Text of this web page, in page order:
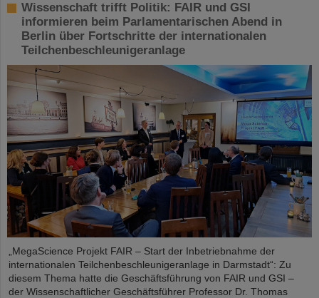
Wissenschaft trifft Politik: FAIR und GSI
informieren beim Parlamentarischen Abend in
Berlin über Fortschritte der internationalen
Teilchenbeschleunigeranlage
„MegaScience Projekt FAIR – Start der Inbetriebnahme der
internationalen Teilchenbeschleunigeranlage in Darmstadt“: Zu
diesem Thema hatte die Geschäftsführung von FAIR und GSI –
der Wissenschaftlicher Geschäftsführer Professor Dr. Thomas